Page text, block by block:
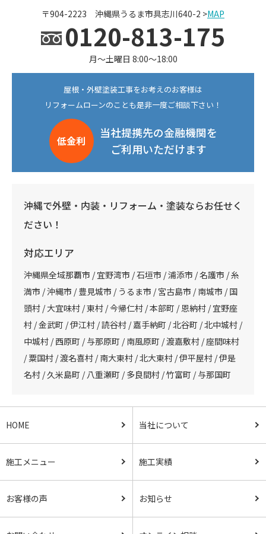
〒904-2223 沖縄県うるま市具志川640-2 >MAP
0120-813-175
月〜土曜日 8:00〜18:00
屋根・外壁塗装工事をお考えのお客様は
リフォームローンのことも是非一度ご相談下さい！
低金利
当社提携先の金融機関を
ご利用いただけます
沖縄で外壁・内装・リフォーム・塗装ならお任せく
ださい！
対応エリア
沖縄県全域那覇市 / 宜野湾市 / 石垣市 / 浦添市 / 名護市 / 糸
満市 / 沖縄市 / 豊見城市 / うるま市 / 宮古島市 / 南城市 / 国
頭村 / 大宜味村 / 東村 / 今帰仁村 / 本部町 / 恩納村 / 宜野座
村 / 金武町 / 伊江村 / 読谷村 / 嘉手納町 / 北谷町 / 北中城村 /
中城村 / 西原町 / 与那原町 / 南風原町 / 渡嘉敷村 / 座間味村
/ 粟国村 / 渡名喜村 / 南大東村 / 北大東村 / 伊平屋村 / 伊是
名村 / 久米島町 / 八重瀬町 / 多良間村 / 竹富町 / 与那国町
HOME 当社について
施工メニュー 施工実績
お客様の声 お知らせ